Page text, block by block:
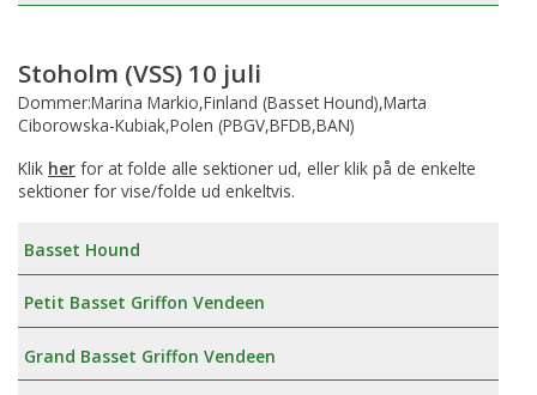
Stoholm (VSS) 10 juli
Dommer:Marina Markio,Finland (Basset Hound),Marta
Ciborowska-Kubiak,Polen (PBGV,BFDB,BAN)
Klik her for at folde alle sektioner ud, eller klik på de enkelte
sektioner for vise/folde ud enkeltvis.
Basset Hound
Petit Basset Griffon Vendeen
Grand Basset Griffon Vendeen